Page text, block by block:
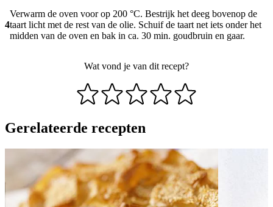
4
Verwarm de oven voor op 200 °C. Bestrijk het deeg bovenop de
taart licht met de rest van de olie. Schuif de taart net iets onder het
midden van de oven en bak in ca. 30 min. goudbruin en gaar.
Wat vond je van dit recept?
Gerelateerde recepten